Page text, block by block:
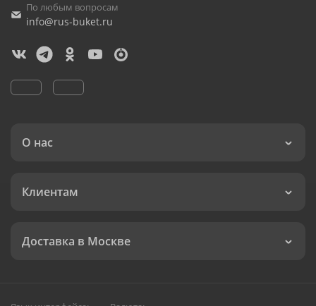
По любым вопросам
info@rus-buket.ru
О нас
Клиентам
Доставка в Москве